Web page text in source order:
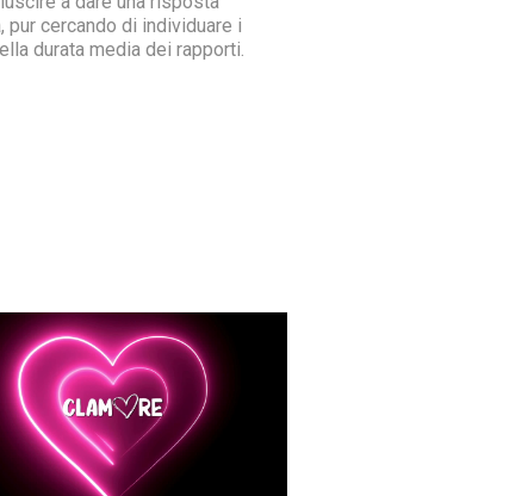
pur cercando di individuare i
durata media dei rapporti.